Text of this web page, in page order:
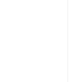
quantità